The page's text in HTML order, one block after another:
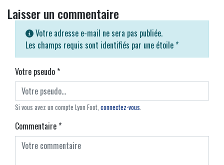
Laisser un commentaire
Votre adresse e-mail ne sera pas publiée.
Les champs requis sont identifiés par une étoile *
Votre pseudo*
Si vous avez un compte Lyon Foot, connectez-vous.
Commentaire*